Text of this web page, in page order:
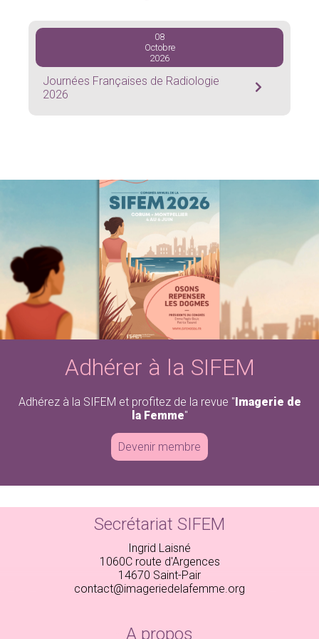
Adhérez à la SIFEM
Revue « Imagerie de la Femme »
08
Octobre
2026
Journées Françaises de Radiologie
2026
Adhérer à la SIFEM
Adhérez à la SIFEM et profitez de la revue "Imagerie de
la Femme"
Devenir membre
Secrétariat SIFEM
Ingrid Laisné
1060C route d'Argences
14670 Saint-Pair
contact@imageriedelafemme.org
A propos